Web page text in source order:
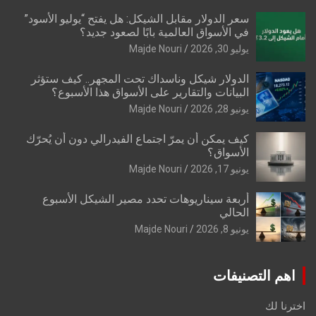
سعر الدولار مقابل الشيكل: هل يفتح “يوليو الأسود”
في الأسواق العالمية بابًا لصعود جديد؟
يوليو 30, 2026 Majde Nouri
الدولار شيكل وناسداك تحت المجهر.. كيف ستؤثر
البيانات والتقارير على الأسواق هذا الأسبوع؟
يونيو 28, 2026 Majde Nouri
كيف يمكن أن يمرّ اجتماع الفيدرالي دون أن يُحرّك
الأسواق؟
يونيو 17, 2026 Majde Nouri
أربعة سيناريوهات تحدد مصير الشيكل الأسبوع
الحالي
يونيو 8, 2026 Majde Nouri
اهم التصنيفات
اخترنا لك